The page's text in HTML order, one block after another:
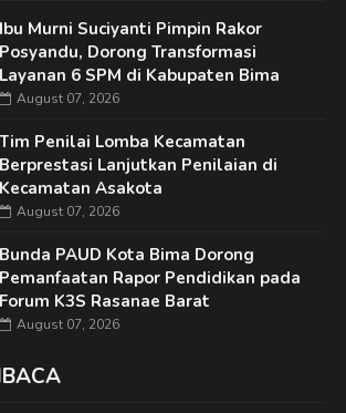
Ibu Murni Suciyanti Pimpin Rakor
Posyandu, Dorong Transformasi
Layanan 6 SPM di Kabupaten Bima
August 07, 2026
Tim Penilai Lomba Kecamatan
Berprestasi Lanjutkan Penilaian di
Kecamatan Asakota
August 07, 2026
Bunda PAUD Kota Bima Dorong
Pemanfaatan Rapor Pendidikan pada
Forum K3S Rasanae Barat
August 07, 2026